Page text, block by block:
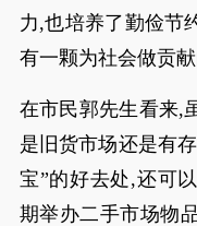
力,也培养了勤俭节
有一颗为社会做贡
在市民郭先生看来,
是旧货市场还是有
宝”的好去处,还可
期举办二手市场物